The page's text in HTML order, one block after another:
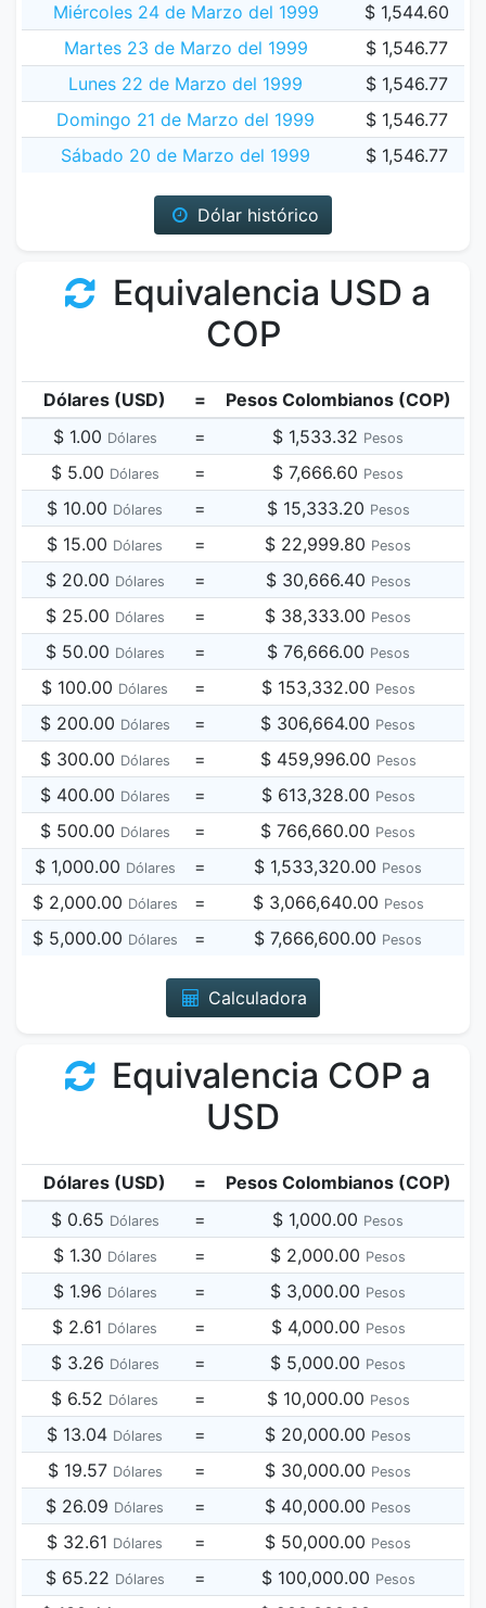
Miércoles 24 de Marzo del 1999
$ 1,544.60
Martes 23 de Marzo del 1999
$ 1,546.77
Lunes 22 de Marzo del 1999
$ 1,546.77
Domingo 21 de Marzo del 1999
$ 1,546.77
Sábado 20 de Marzo del 1999
$ 1,546.77
Dólar histórico
Equivalencia USD a
COP
Dólares (USD) =
Pesos Colombianos (COP)
$ 1.00 Dólares = $ 1,533.32 Pesos
$ 5.00 Dólares = $ 7,666.60 Pesos
$ 10.00 Dólares = $ 15,333.20 Pesos
$ 15.00 Dólares = $ 22,999.80 Pesos
$ 20.00 Dólares = $ 30,666.40 Pesos
$ 25.00 Dólares = $ 38,333.00 Pesos
$ 50.00 Dólares = $ 76,666.00 Pesos
$ 100.00 Dólares = $ 153,332.00 Pesos
$ 200.00 Dólares = $ 306,664.00 Pesos
$ 300.00 Dólares = $ 459,996.00 Pesos
$ 400.00 Dólares = $ 613,328.00 Pesos
$ 500.00 Dólares = $ 766,660.00 Pesos
$ 1,000.00 Dólares = $ 1,533,320.00 Pesos
$ 2,000.00 Dólares = $ 3,066,640.00 Pesos
$ 5,000.00 Dólares = $ 7,666,600.00 Pesos
Calculadora
Equivalencia COP a
USD
Dólares (USD) =
Pesos Colombianos (COP)
$ 0.65 Dólares = $ 1,000.00 Pesos
$ 1.30 Dólares = $ 2,000.00 Pesos
$ 1.96 Dólares = $ 3,000.00 Pesos
$ 2.61 Dólares = $ 4,000.00 Pesos
$ 3.26 Dólares = $ 5,000.00 Pesos
$ 6.52 Dólares = $ 10,000.00 Pesos
$ 13.04 Dólares = $ 20,000.00 Pesos
$ 19.57 Dólares = $ 30,000.00 Pesos
$ 26.09 Dólares = $ 40,000.00 Pesos
$ 32.61 Dólares = $ 50,000.00 Pesos
$ 65.22 Dólares = $ 100,000.00 Pesos